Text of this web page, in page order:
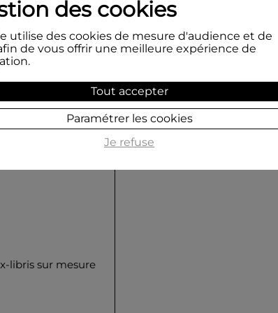
des cookies
utilise des cookies de mesure d'audience et de
de vous offrir une meilleure expérience de
Tout accepter
Paramétrer les cookies
Je refuse